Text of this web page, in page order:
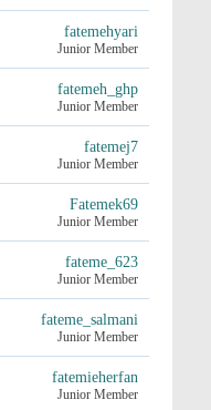
fatemehyari
Junior Member
fatemeh_ghp
Junior Member
fatemej7
Junior Member
Fatemek69
Junior Member
fateme_623
Junior Member
fateme_salmani
Junior Member
fatemieherfan
Junior Member